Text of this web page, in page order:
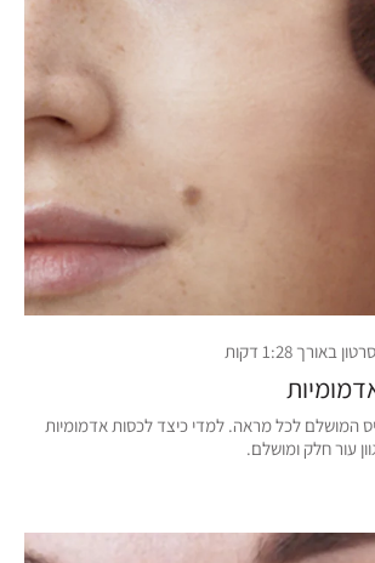
1:28 דקות
המושלם לכל מראה. למדי כיצד לכסות אדמומיות
עור חלק ומושלם.